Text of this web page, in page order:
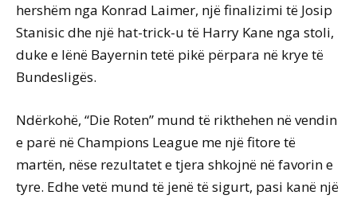
hershëm nga Konrad Laimer, një finalizimi të Josip
Stanisic dhe një hat-trick-u të Harry Kane nga stoli,
duke e lënë Bayernin tetë pikë përpara në krye të
Bundesligës.
Ndërkohë, “Die Roten” mund të rikthehen në vendin
e parë në Champions League me një fitore të
martën, nëse rezultatet e tjera shkojnë në favorin e
tyre. Edhe vetë mund të jenë të sigurt, pasi kanë një